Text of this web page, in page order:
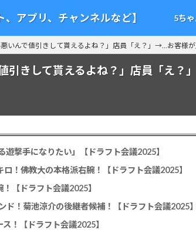
アプリ、チャンネルなど】 5ち
いんで値引きして貰えるよね？」店員「え？」→…お客様
引きして貰えるよね？」店員「え
撃手になりたい」【ドラフト会議2025】
！佛教大の本格派右腕！【ドラフト会議2025】
【ドラフト会議2025】
！菊池涼介の後継者候補！【ドラフト会議2025】
！【ドラフト会議2025】